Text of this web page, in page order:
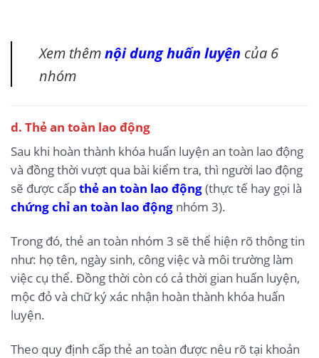
Xem thêmnội dung huấn luyện của 6
nhóm
d. Thẻ an toàn lao động
Sau khi hoàn thành khóa huấn luyện an toàn lao động
và đồng thời vượt qua bài kiểm tra, thì người lao động
sẽ được cấpthẻ an toàn lao động(thực tế hay gọi là
chứng chỉ an toàn lao động nhóm 3).
Trong đó, thẻ an toàn nhóm 3 sẽ thể hiện rõ thông tin
như: họ tên, ngày sinh, công việc và môi trường làm
việc cụ thể. Đồng thời còn có cả thời gian huấn luyện,
mộc đỏ và chữ ký xác nhận hoàn thành khóa huấn
luyện.
Theo quy định cấp thẻ an toàn được nêu rõ tại khoản